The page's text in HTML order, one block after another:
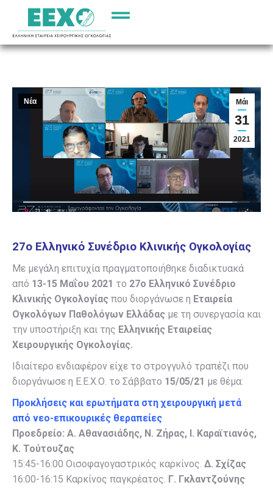
Μάι
31
2021
Νέα
27ο Ελληνικό Συνέδριο Κλινικής Ογκολογίας
Με μεγάλη επιτυχία πραγματοποιήθηκε διαδικτυακά
από 13-15 Μαΐου 2021 το 27ο Ελληνικό Συνέδριο
Κλινικής Ογκολογίας που διοργάνωσε η Εταιρεία
Ογκολόγων Παθολόγων Ελλάδας με τη συνεργασία και
την υποστήριξη και της Ελληνικής Εταιρείας
Χειρουργικής Ογκολογίας.
Ιδιαίτερο ενδιαφέρον είχε το στρογγυλό τραπέζι που
διοργάνωσε η Ε.Ε.Χ.Ο. το Σάββατο 15/05/21 με θέμα:
Προκλήσεις και ερωτήματα στη χειρουργική μετά
από νεο-επικουρικές θεραπείες
Προεδρείο: Α. Αθανασιάδης, Ν. Ζήρας, Ι. Καραϊτιανός,
K. Τούτουζας
15:45-16:00 Οισοφαγογαστρικός καρκίνος. Δ. Σχίζας
16:00-16:15 Καρκίνος παγκρέατος. Γ. Γκλαντζούνης